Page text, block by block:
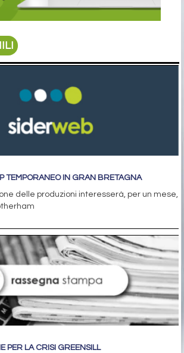
TEMPORANEO IN GRAN BRETAGNA
delle produzioni interesserà, per un mese,
PER LA CRISI GREENSILL